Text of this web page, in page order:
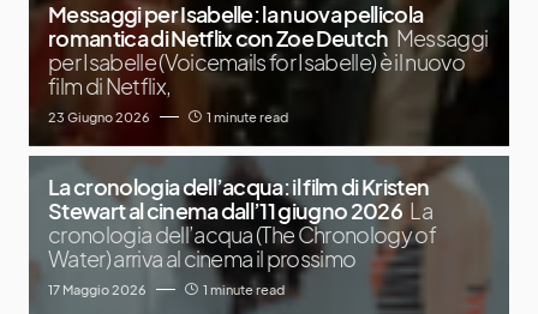
Messaggi per Isabelle: la nuova pellicola
romantica di Netflix con Zoe Deutch Messaggi
per Isabelle (Voicemails for Isabelle) è il nuovo
film di Netflix,
23 Giugno 2026 1 minute read
La cronologia dell’acqua: il film di Kristen
Stewart al cinema dall’11 giugno 2026 La
cronologia dell’acqua (The Chronology of
Water) arriva al cinema il prossimo
17 Maggio 2026 1 minute read